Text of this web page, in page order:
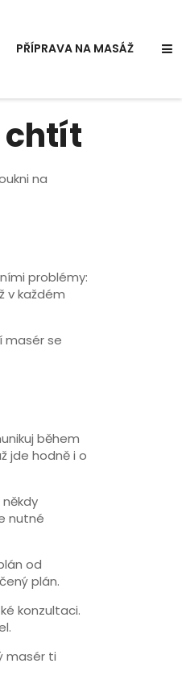
PŘÍPRAVA NA MASÁŽ
chtít
na
problémy:
v každém
masér se
během
jde hodně i o
nutné
od
plán.
konzultaci.
masér ti